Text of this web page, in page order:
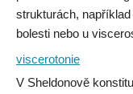
strukturách,
bolesti nebo u
viscerotonie
V Sheldonově